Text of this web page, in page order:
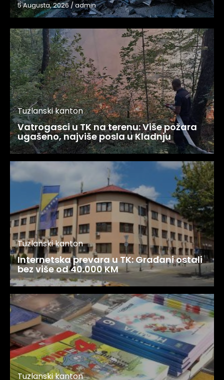
5 Augusta, 2026/admin
Tuzlanski kanton
Vatrogasci u TK na terenu: Više požara
ugašeno, najviše posla u Kladnju
Tuzlanski kanton
Internetska prevara u TK: Građani ostali
bez više od 40.000 KM
Tuzlanski kanton